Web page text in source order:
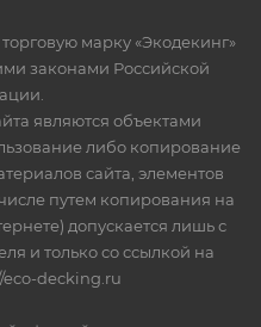
марку «Экодекинг»
законами Российской
являются объектами
либо копирование
сайта, элементов
путем копирования на
допускается лишь с
и только со ссылкой на
eco-decking.ru